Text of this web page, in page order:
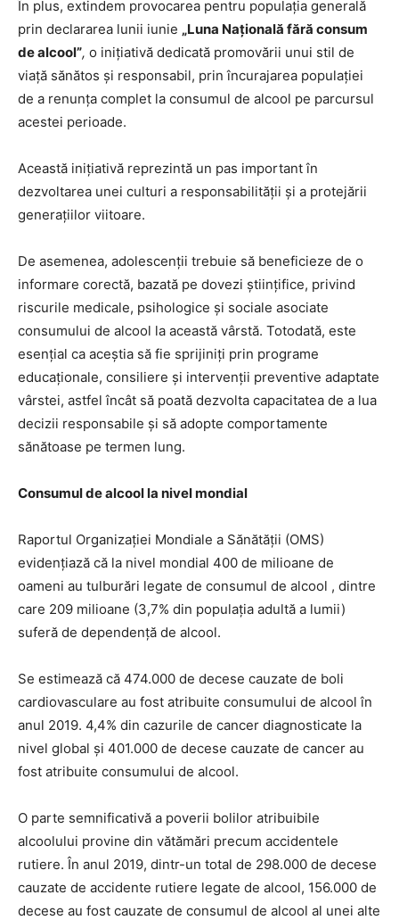
În plus, extindem provocarea pentru populația generală
prin declararea lunii iunie „Luna Națională fără consum
de alcool”, o inițiativă dedicată promovării unui stil de
viață sănătos și responsabil, prin încurajarea populației
de a renunța complet la consumul de alcool pe parcursul
acestei perioade.
Această inițiativă reprezintă un pas important în
dezvoltarea unei culturi a responsabilității și a protejării
generațiilor viitoare.
De asemenea, adolescenții trebuie să beneficieze de o
informare corectă, bazată pe dovezi științifice, privind
riscurile medicale, psihologice și sociale asociate
consumului de alcool la această vârstă. Totodată, este
esențial ca aceștia să fie sprijiniți prin programe
educaționale, consiliere și intervenții preventive adaptate
vârstei, astfel încât să poată dezvolta capacitatea de a lua
decizii responsabile și să adopte comportamente
sănătoase pe termen lung.
Consumul de alcool la nivel mondial
Raportul Organizației Mondiale a Sănătății (OMS)
evidențiază că la nivel mondial 400 de milioane de
oameni au tulburări legate de consumul de alcool , dintre
care 209 milioane (3,7% din populația adultă a lumii)
suferă de dependență de alcool.
Se estimează că 474.000 de decese cauzate de boli
cardiovasculare au fost atribuite consumului de alcool în
anul 2019. 4,4% din cazurile de cancer diagnosticate la
nivel global și 401.000 de decese cauzate de cancer au
fost atribuite consumului de alcool.
O parte semnificativă a poverii bolilor atribuibile
alcoolului provine din vătămări precum accidentele
rutiere. În anul 2019, dintr-un total de 298.000 de decese
cauzate de accidente rutiere legate de alcool, 156.000 de
decese au fost cauzate de consumul de alcool al unei alte